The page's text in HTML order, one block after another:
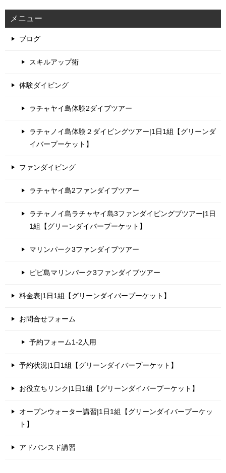
メニュー
ブログ
スキルアップ術
体験ダイビング
ラチャヤイ島体験2ダイブツアー
ラチャノイ島体験２ダイビングツアー|1日1組【グリーンダ
イバープーケット】
ファンダイビング
ラチャヤイ島2ファンダイブツアー
ラチャノイ島ラチャヤイ島3ファンダイビングブツアー|1日
1組【グリーンダイバープーケット】
マリンパーク3ファンダイブツアー
ピピ島マリンパーク3ファンダイブツアー
料金表|1日1組【グリーンダイバープーケット】
お問合せフォーム
予約フォーム1-2人用
予約状況|1日1組【グリーンダイバープーケット】
お役立ちリンク|1日1組【グリーンダイバープーケット】
オープンウォーター講習|1日1組【グリーンダイバープーケッ
ト】
アドバンスド講習